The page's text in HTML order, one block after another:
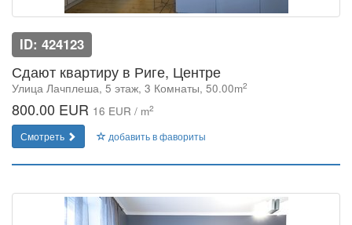
ID: 424123
Сдают квартиру в Риге, Центре
Улица Лачплеша, 5 этаж, 3 Комнаты, 50.00m2
800.00 EUR 16 EUR / m2
Смотреть добавить в фавориты